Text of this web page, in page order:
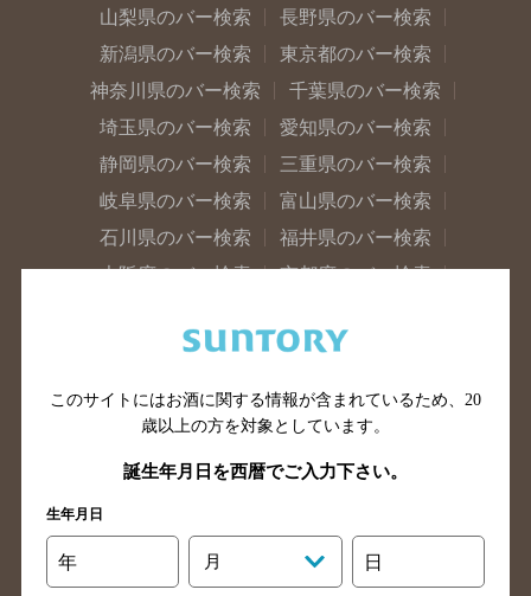
山梨県のバー検索
長野県のバー検索
新潟県のバー検索
東京都のバー検索
神奈川県のバー検索
千葉県のバー検索
埼玉県のバー検索
愛知県のバー検索
静岡県のバー検索
三重県のバー検索
岐阜県のバー検索
富山県のバー検索
石川県のバー検索
福井県のバー検索
大阪府のバー検索
京都府のバー検索
滋賀県のバー検索
和歌山県のバー検索
山口県のバー検索
鳥取県のバー検索
島根県のバー検索
徳島県のバー検索
高知県のバー検索
福岡県のバー検索
長崎県のバー検索
佐賀県のバー検索
このサイトにはお酒に関する情報が含まれているため、 20
歳以上の方を対象としています。
誕生年月日を西暦でご入力下さい。
生年月日
年 月 日